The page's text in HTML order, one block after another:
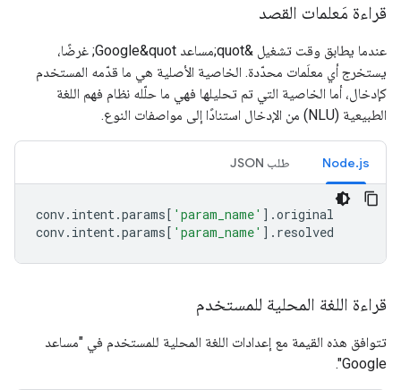
قراءة مَعلمات القصد
عندما يطابق وقت تشغيل &quot;مساعد Google&quot; غرضًا،
يستخرج أي معلَمات محدّدة. الخاصية الأصلية هي ما قدّمه المستخدم
كإدخال، أما الخاصية التي تم تحليلها فهي ما حلّله نظام فهم اللغة
الطبيعية (NLU) من الإدخال استنادًا إلى مواصفات النوع.
Node.js طلب JSON
conv. intent .params[ 'param_name' ].original
conv. intent .params[ 'param_name' ]. resolved
قراءة اللغة المحلية للمستخدم
تتوافق هذه القيمة مع إعدادات اللغة المحلية للمستخدم في "مساعد
Google".